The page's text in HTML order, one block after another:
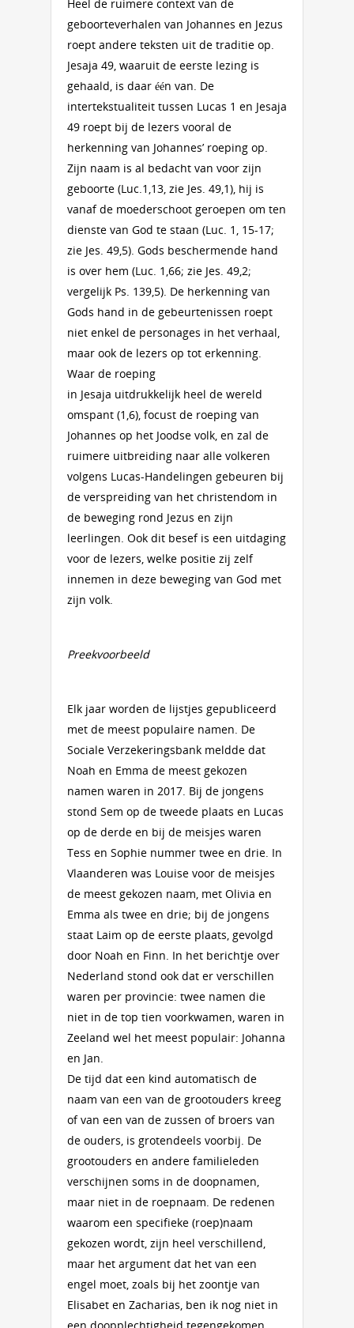
Heel de ruimere context van de
geboorteverhalen van Johannes en Jezus
roept andere teksten uit de traditie op.
Jesaja 49, waaruit de eerste lezing is
gehaald, is daar één van. De
intertekstualiteit tussen Lucas 1 en Jesaja
49 roept bij de lezers vooral de
herkenning van Johannes’ roeping op.
Zijn naam is al bedacht van voor zijn
geboorte (Luc.1,13, zie Jes. 49,1), hij is
vanaf de moederschoot geroepen om ten
dienste van God te staan (Luc. 1, 15-17;
zie Jes. 49,5). Gods beschermende hand
is over hem (Luc. 1,66; zie Jes. 49,2;
vergelijk Ps. 139,5). De herkenning van
Gods hand in de gebeurtenissen roept
niet enkel de personages in het verhaal,
maar ook de lezers op tot erkenning.
Waar de roeping
in Jesaja uitdrukkelijk heel de wereld
omspant (1,6), focust de roeping van
Johannes op het Joodse volk, en zal de
ruimere uitbreiding naar alle volkeren
volgens Lucas-Handelingen gebeuren bij
de verspreiding van het christendom in
de beweging rond Jezus en zijn
leerlingen. Ook dit besef is een uitdaging
voor de lezers, welke positie zij zelf
innemen in deze beweging van God met
zijn volk.
Preekvoorbeeld
Elk jaar worden de lijstjes gepubliceerd
met de meest populaire namen. De
Sociale Verzekeringsbank meldde dat
Noah en Emma de meest gekozen
namen waren in 2017. Bij de jongens
stond Sem op de tweede plaats en Lucas
op de derde en bij de meisjes waren
Tess en Sophie nummer twee en drie. In
Vlaanderen was Louise voor de meisjes
de meest gekozen naam, met Olivia en
Emma als twee en drie; bij de jongens
staat Laim op de eerste plaats, gevolgd
door Noah en Finn. In het berichtje over
Nederland stond ook dat er verschillen
waren per provincie: twee namen die
niet in de top tien voorkwamen, waren in
Zeeland wel het meest populair: Johanna
en Jan.
De tijd dat een kind automatisch de
naam van een van de grootouders kreeg
of van een van de zussen of broers van
de ouders, is grotendeels voorbij. De
grootouders en andere familieleden
verschijnen soms in de doopnamen,
maar niet in de roepnaam. De redenen
waarom een specifieke (roep)naam
gekozen wordt, zijn heel verschillend,
maar het argument dat het van een
engel moet, zoals bij het zoontje van
Elisabet en Zacharias, ben ik nog niet in